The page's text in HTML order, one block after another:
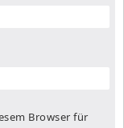
Browser für